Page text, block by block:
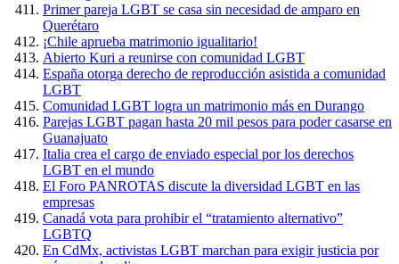
Primer pareja LGBT se casa sin necesidad de amparo en
Querétaro
¡Chile aprueba matrimonio igualitario!
Abierto Kuri a reunirse con comunidad LGBT
España otorga derecho de reproducción asistida a comunidad
LGBT
Comunidad LGBT logra un matrimonio más en Durango
Parejas LGBT pagan hasta 20 mil pesos para poder casarse en
Guanajuato
Italia crea el cargo de enviado especial por los derechos
LGBT en el mundo
El Foro PANROTAS discute la diversidad LGBT en las
empresas
Canadá vota para prohibir el “tratamiento alternativo”
LGBTQ
En CdMx, activistas LGBT marchan para exigir justicia por